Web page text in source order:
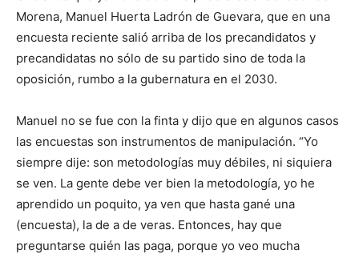
Morena, Manuel Huerta Ladrón de Guevara, que en una
encuesta reciente salió arriba de los precandidatos y
precandidatas no sólo de su partido sino de toda la
oposición, rumbo a la gubernatura en el 2030.
Manuel no se fue con la finta y dijo que en algunos casos
las encuestas son instrumentos de manipulación. “Yo
siempre dije: son metodologías muy débiles, ni siquiera
se ven. La gente debe ver bien la metodología, yo he
aprendido un poquito, ya ven que hasta gané una
(encuesta), la de a de veras. Entonces, hay que
preguntarse quién las paga, porque yo veo mucha